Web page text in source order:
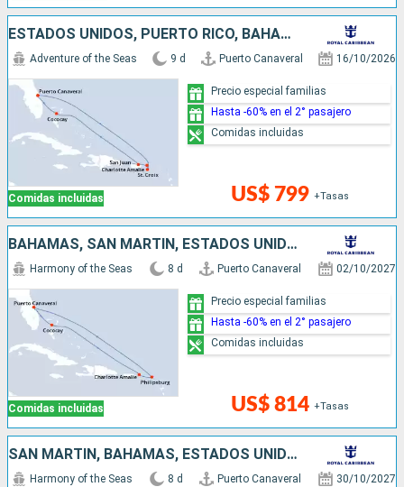
ESTADOS UNIDOS, PUERTO RICO, BAHAMAS
Comidas incluidas
Adventure of the Seas 9 d Puerto Canaveral 16/10/2026
US$ 799 +Tasas
Precio especial familias
Hasta -60% en el 2° pasajero
Comidas incluidas
BAHAMAS, SAN MARTÍN, ESTADOS UNIDOS
Comidas incluidas
Harmony of the Seas 8 d Puerto Canaveral 02/10/2027
US$ 814 +Tasas
Precio especial familias
Hasta -60% en el 2° pasajero
Comidas incluidas
SAN MARTÍN, BAHAMAS, ESTADOS UNIDOS
Harmony of the Seas 8 d Puerto Canaveral 30/10/2027